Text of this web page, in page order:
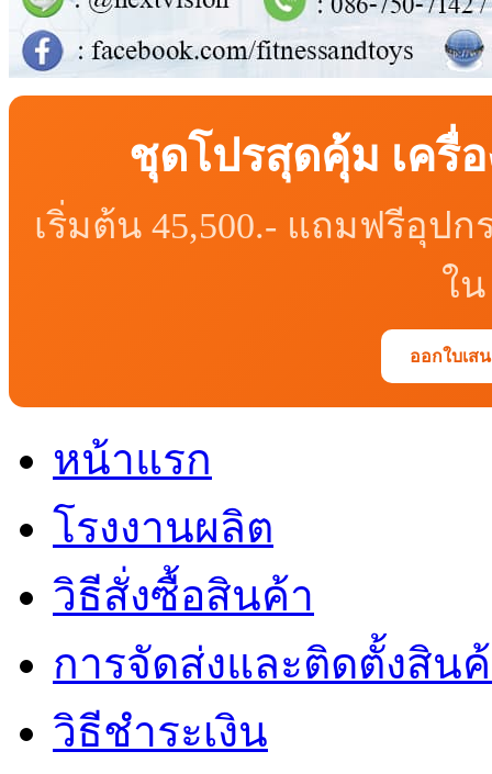
ชุดโปรสุดคุ้ม เครื่
เริ่มต้น 45,500.- แถมฟรีอุป
ใ
ออกใบเส
หน้าแรก
โรงงานผลิต
วิธีสั่งซื้อสินค้า
การจัดส่งและติดตั้งสิน
วิธีชำระเงิน